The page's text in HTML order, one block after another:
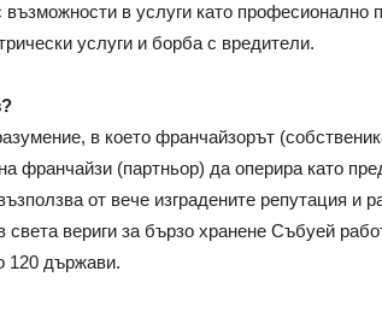
възможности в услуги като професионално
услуги и борба с вредители.
в което франчайзорът
франчайзи (партньор) да оперира като
от вече изградените репутация и
света вериги за бързо хранене Събуей
120 държави.